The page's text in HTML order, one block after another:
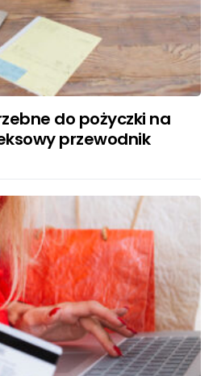
do pożyczki na
przewodnik